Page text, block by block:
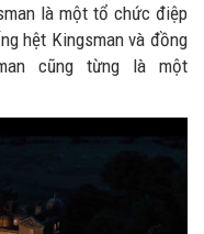
là một tổ chức điệp
hệt Kingsman và đồng
cũng từng là một